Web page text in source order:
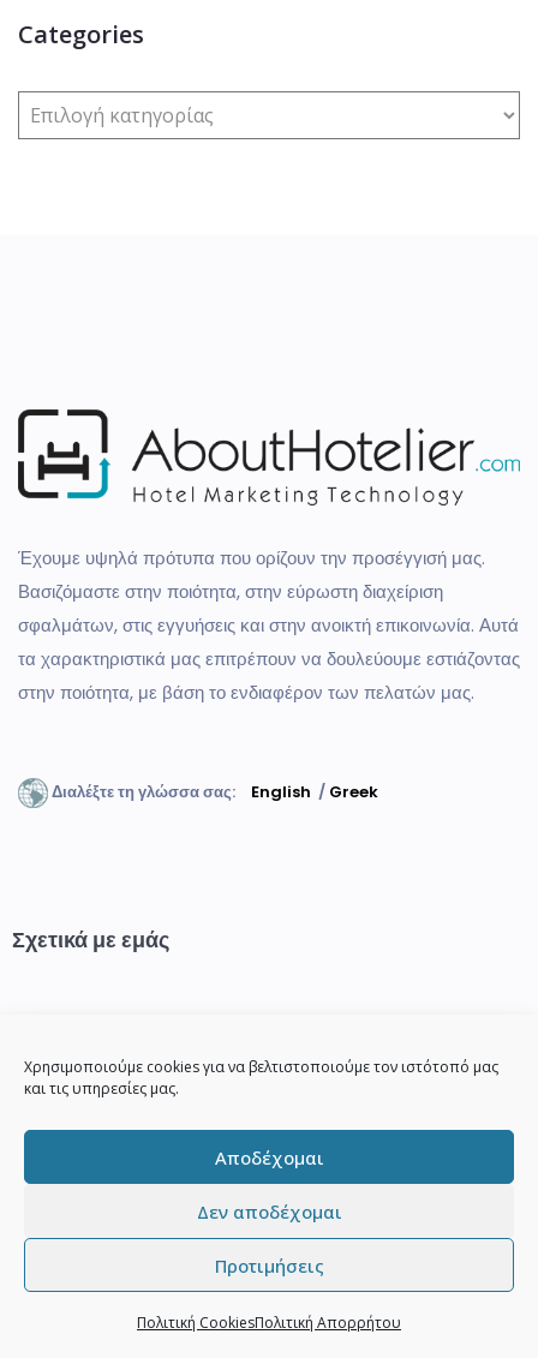
Χρησιμοποιούμε cookies για να βελτιστοποιούμε τον ιστότοπό μας
και τις υπηρεσίες μας.
Αποδέχομαι
Δεν αποδέχομαι
Προτιμήσεις
Πολιτική CookiesΠολιτική Απορρήτου
Categories
Έχουμε υψηλά πρότυπα που ορίζουν την προσέγγισή μας.
Βασιζόμαστε στην ποιότητα, στην εύρωστη διαχείριση
σφαλμάτων, στις εγγυήσεις και στην ανοικτή επικοινωνία. Αυτά
τα χαρακτηριστικά μας επιτρέπουν να δουλεύουμε εστιάζοντας
στην ποιότητα, με βάση το ενδιαφέρον των πελατών μας.
Διαλέξτε τη γλώσσα σας: English / Greek
Σχετικά με εμάς
General Terms
News/Blog
Επικοινωνία
Ξενοδοχειακές Λύσεις